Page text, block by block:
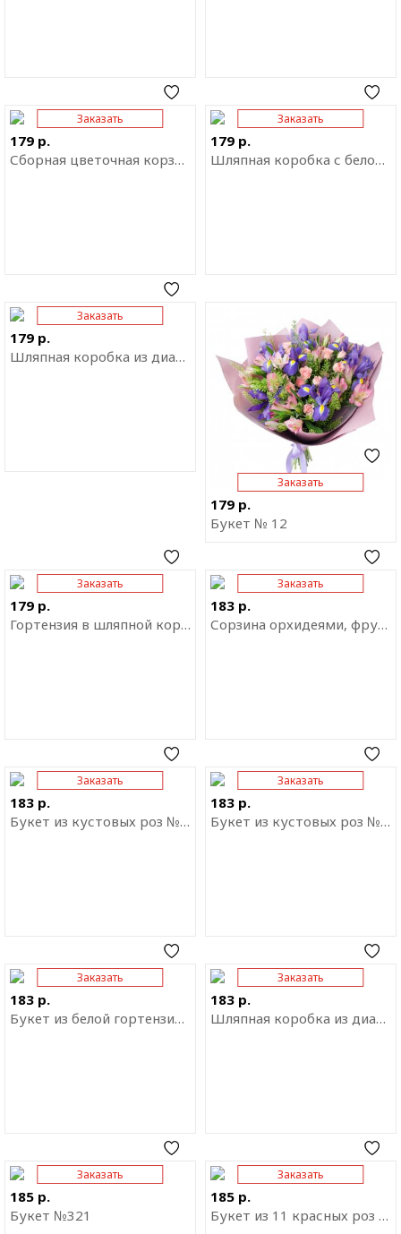
Заказать
179 р.
Сборная цветочная корзинка
Отправить ссылку на
Заказать
179 р.
Шляпная коробка с белой гипсофилой
Отправить ссылку на
Заказать
179 р.
Шляпная коробка из диантуса "Принцесса сердца"
Отправить ссылку на
Заказать
179 р.
Букет № 12
Отправить ссылку на
приложение
Заказать
179 р.
Гортензия в шляпной коробке
Отправить ссылку на
Заказать
183 р.
Сорзина орхидеями, фруктами и шоколадом
Отправить ссылку на
Заказать
183 р.
Букет из кустовых роз № 7
Отправить ссылку на
Заказать
183 р.
Букет из кустовых роз № 6
Отправить ссылку на
Заказать
183 р.
Букет из белой гортензии "Искренность"
Отправить ссылку на
Заказать
183 р.
Шляпная коробка из диантуса "Зашифрованное послание"
Отправить ссылку на
Заказать
185 р.
Букет №321
Отправить ссылку на
Заказать
185 р.
Букет из 11 красных роз в крафте
Отправить ссылку на